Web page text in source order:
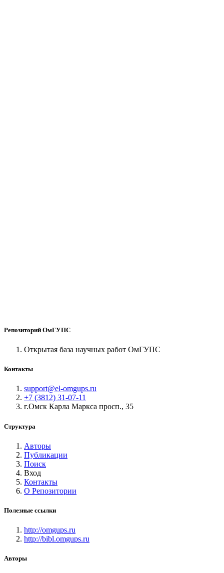
Репозиторий ОмГУПС
Открытая база научных работ ОмГУПС
Контакты
support@el-omgups.ru
+7 (3812) 31-07-11
г.Омск Карла Маркса просп., 35
Структура
Авторы
Публикации
Поиск
Вход
Контакты
О Репозитории
Полезные ссылки
http://omgups.ru
http://bibl.omgups.ru
Авторы